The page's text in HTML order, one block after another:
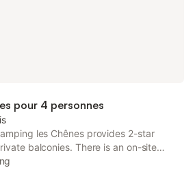
pour 4 personnes
les Chênes provides 2-star
balconies. There is an on-site
parking and free WiFi are available.